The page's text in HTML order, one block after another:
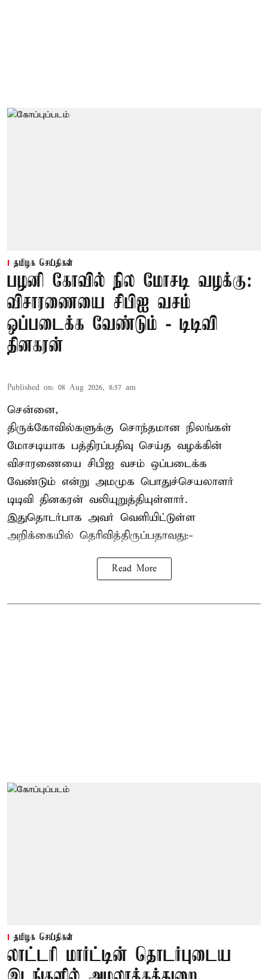
தமிழக செய்திகள்
பழனி கோவில் நில மோசடி வழக்கு:
விசாரணையை சிபிஐ வசம்
ஒப்படைக்க வேண்டும் - டிடிவி
தினகரன்
Published on: 08 Aug 2026, 8:57 am
சென்னை,
திருக்கோவில்களுக்கு சொந்தமான நிலங்கள்
மோசடியாக பத்திரப்பதிவு செய்த வழக்கின்
விசாரணையை சிபிஐ வசம் ஒப்படைக்க
வேண்டும் என்று அமமுக பொதுச்செயலாளர்
டிடிவி தினகரன் வலியுறுத்தியுள்ளார்.
இதுதொடர்பாக அவர் வெளியிட்டுள்ள
அறிக்கையில் தெரிவித்திருப்பதாவது:-
Read More
தமிழக செய்திகள்
லாட்டரி மார்ட்டின் தொடர்புடைய